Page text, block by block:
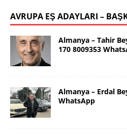
AVRUPA EŞ ADAYLARI –
Almanya – Tahir
170 8009353
Almanya – Erdal
WhatsApp